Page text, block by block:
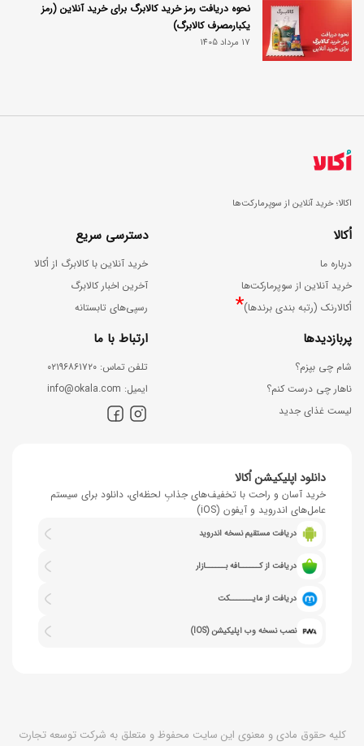
نحوه دریافت رمز خرید کالابرگ برای خرید آنلاین (رمز
یکبارمصرف کالابرگ)
17 مرداد 1405
اکالا؛ خرید آنلاین از سوپرمارکت‌ها
اُکالا
درباره ما
خرید آنلاین از سوپرمارکت‌ها
اُکالارنک (رتبه بندی برندها)*
دسترسی سریع
خرید آنلاین با کالابرگ از اُکالا
آخرین اخبار کالابرگ
رسپی‌های تابستانه
پربازدیدها
شام چی بپزم؟
ناهار چی درست کنم؟
لیست غذای جدید
ارتباط با ما
ﺗﻠﻔﻦ ﺗﻤﺎس: ۰۲۱۹۶۸۶۱۷۲۰
اﯾﻤﯿﻞ: info@okala.com
دانلود اپلیکیشن اُکالا
خرید آسان و راحت با تخفیف‌های جذابِ لحظه‌ای، دانلود برای سیستم
عامل‌های اندروید و آیفون (iOS)
دریافت مستقیم نسخه اندروید
دریافت از کــــــافه بــــــازار
دریافت از مایـــــــکت
نصب نسخه وب اپلیکیشن (IOS)
کلیه حقوق مادی و معنوی این سایت محفوظ و متعلق به شرکت توسعه تجارت